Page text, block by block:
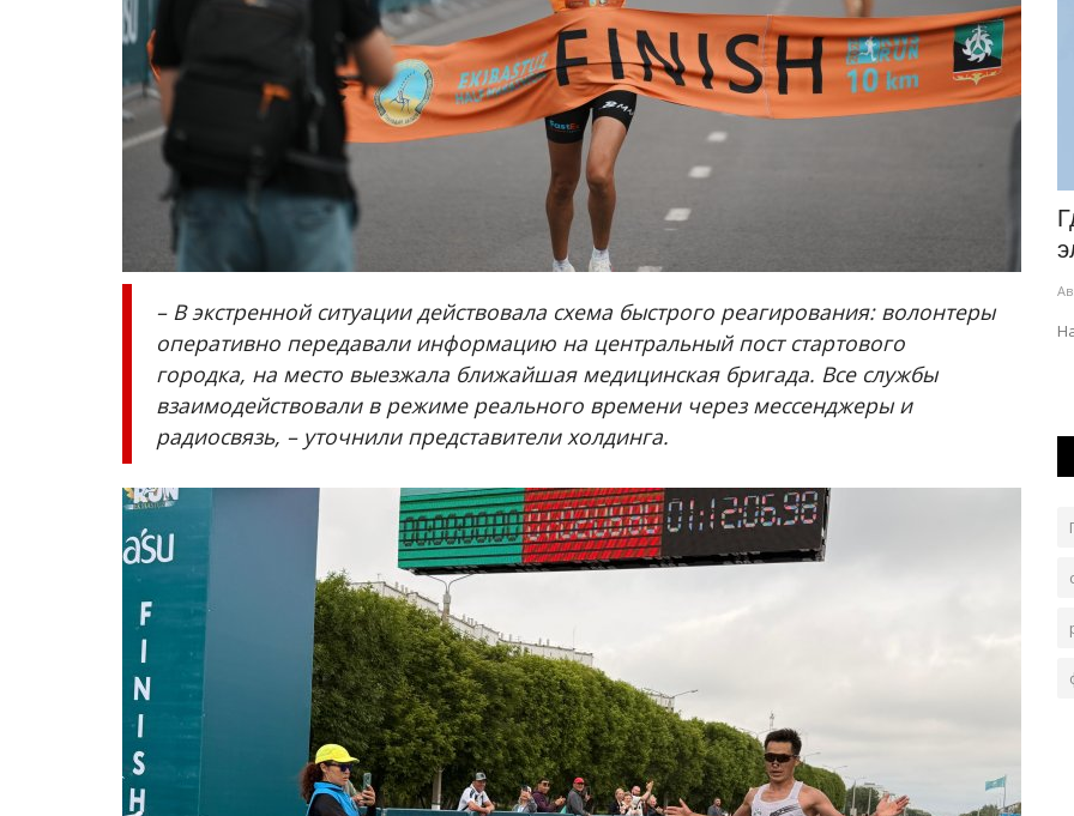
– В экстренной ситуации действовала схема быстрого реагирования: волонтеры
оперативно передавали информацию на центральный пост стартового
городка, на место выезжала ближайшая медицинская бригада. Все службы
взаимодействовали в режиме реального времени через мессенджеры и
радиосвязь, – уточнили представители холдинга.
В Павлодаре открыли центр по
Инициатива принадлежит областному управлению
образования.
7 августа в Павлодарской области
Скорость ветра 9-14 метров в секунду, днём на севере,
востоке области порывы 15-20.